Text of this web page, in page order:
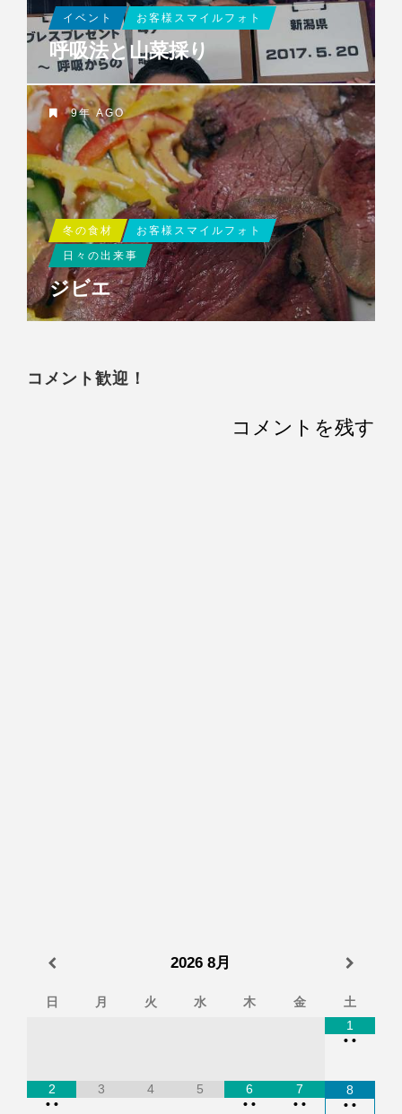
イベント お客様スマイルフォト
呼吸法と山菜採り
9年 AGO
冬の食材
お客様スマイルフォト
日々の出来事
ジビエ
コメント歓迎！
コメントを残す
2026 8月
日 月 火 水 木 金
土
1
• •
2
• •
3 4 5
6
• •
7
• •
8
• •